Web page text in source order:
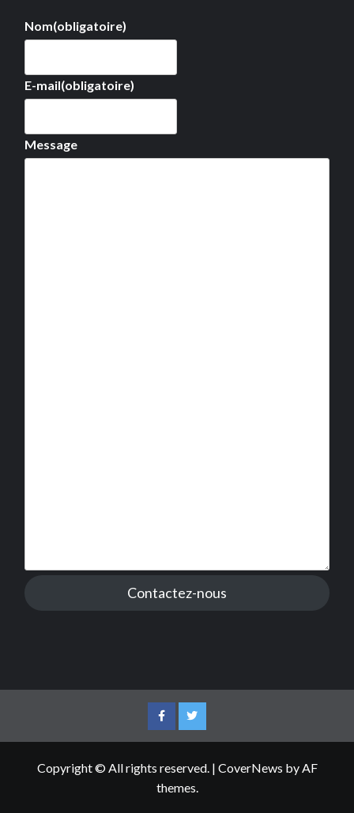
Nom(obligatoire)
E-mail(obligatoire)
Message
Contactez-nous
FacebookTwitter
Copyright © All rights reserved. | CoverNews by AF
themes.